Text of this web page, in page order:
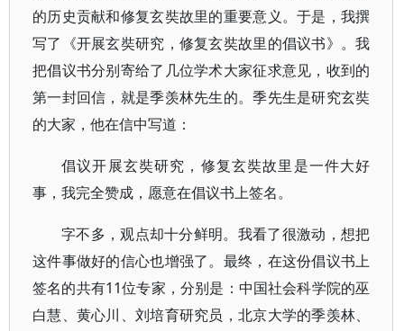
的历史贡献和修复玄奘故里的重要意义。于是，我撰
写了《开展玄奘研究，修复玄奘故里的倡议书》。我
把倡议书分别寄给了几位学术大家征求意见，收到的
第一封回信，就是季羡林先生的。季先生是研究玄奘
的大家，他在信中写道：
倡议开展玄奘研究，修复玄奘故里是一件大好
事，我完全赞成，愿意在倡议书上签名。
字不多，观点却十分鲜明。我看了很激动，想把
这件事做好的信心也增强了。最终，在这份倡议书上
签名的共有11位专家，分别是：中国社会科学院的巫
白慧、黄心川、刘培育研究员，北京大学的季羡林、